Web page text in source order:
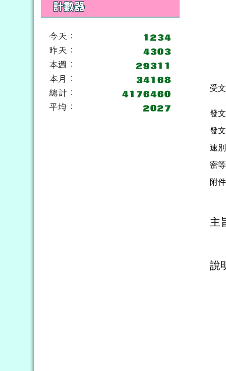
計數器
今天：
昨天：
本週：
本月：
總計：
平均：
受
發
發
速
密
附
主
說